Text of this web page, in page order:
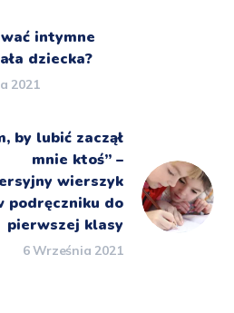
intymne
dziecka?
2021
by lubić zaczął
mnie ktoś” –
wierszyk
podręczniku do
pierwszej klasy
6 Września 2021